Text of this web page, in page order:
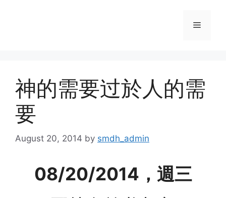
Menu
神的需要过於人的需
要
August 20, 2014 by smdh_admin
08/20/2014，週三